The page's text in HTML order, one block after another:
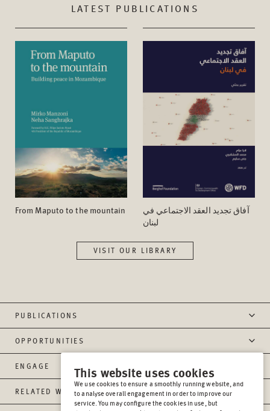
LATEST PUBLICATIONS
From Maputo to the mountain
آفاق تجدید العقد الاجتماعي في
لبنان
VISIT OUR LIBRARY
PUBLICATIONS
OPPORTUNITIES
ENGAGE
RELATED WEBSITES
This website uses cookies
We use cookies to ensure a smoothly running website, and
to analyse overall engagement in order to improve our
service. You may configure the cookies in use, but